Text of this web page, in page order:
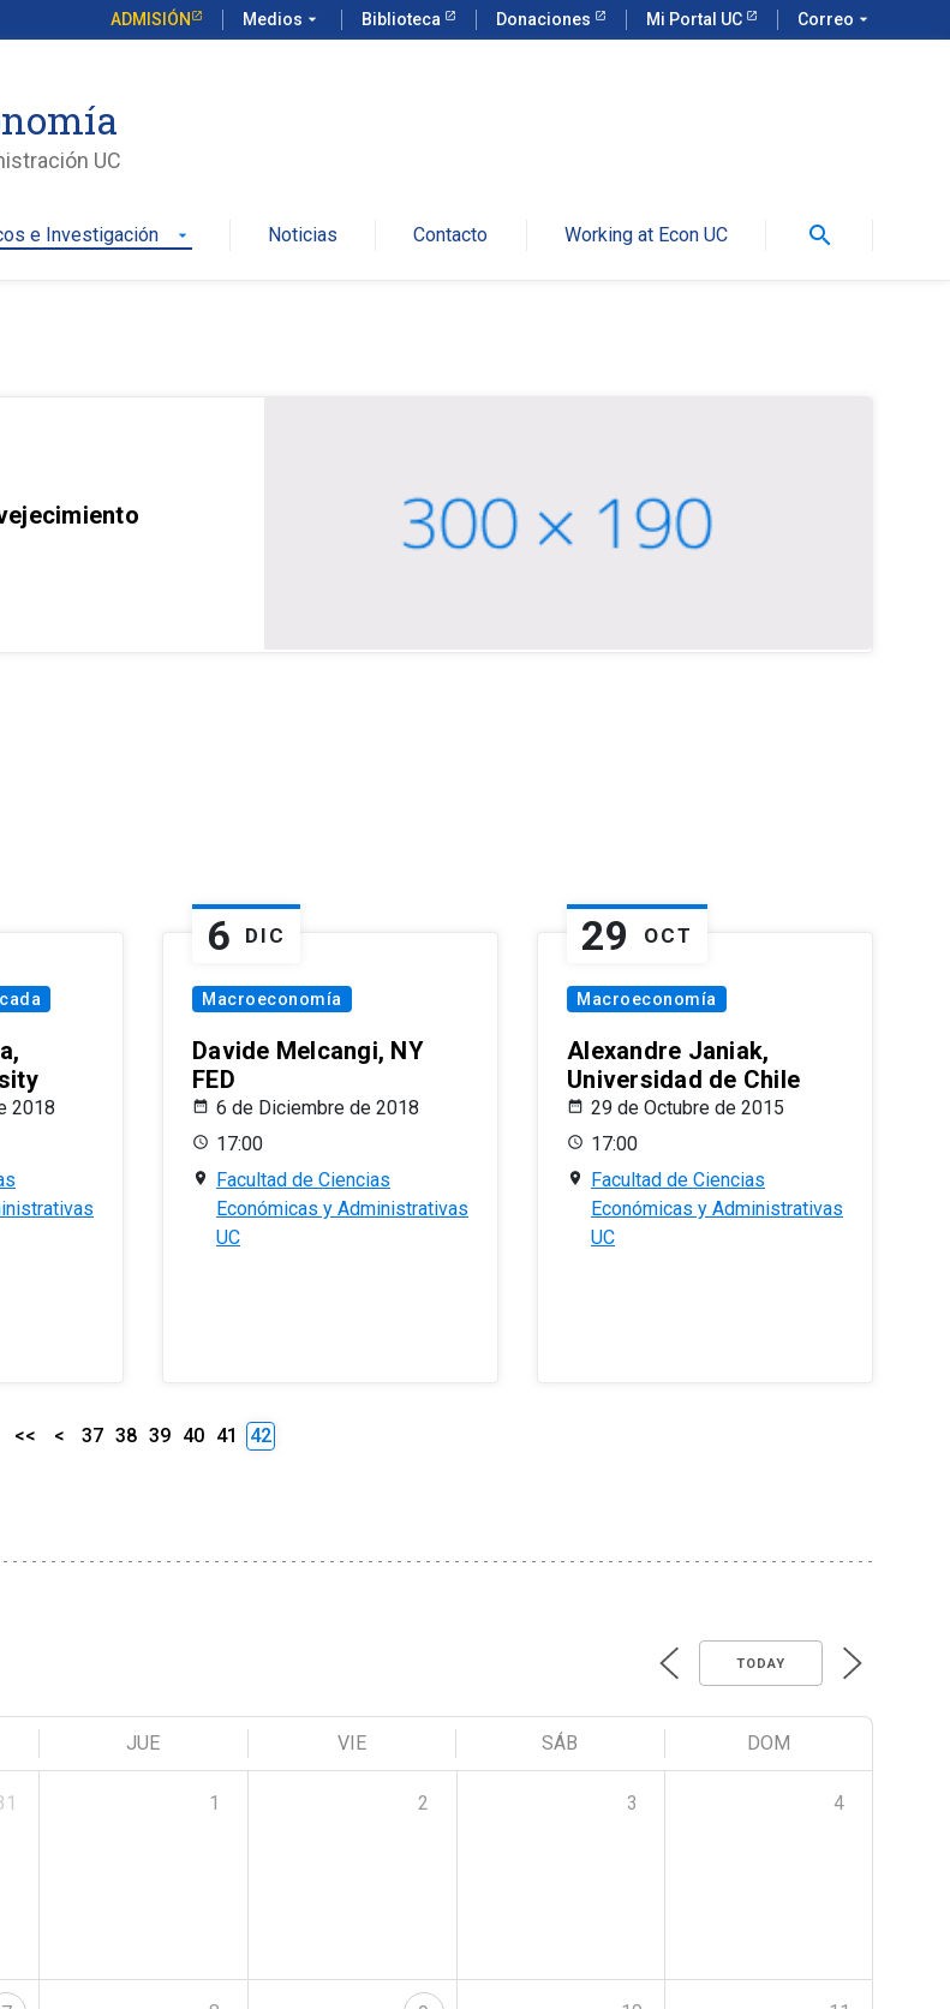
ADMISIÓN Medios arrow_drop_down Biblioteca Donaciones Mi Portal UC Correo arrow_drop_down
UC
e Investigación arrow_drop_down Noticias Contacto Working at Econ UC search
2018
6 DIC
Macroeconomía
Davide Melcangi, NY
FED
6 de Diciembre de 2018
17:00
Facultad de Ciencias
Económicas y Administrativas
UC
29 OCT
Macroeconomía
Alexandre Janiak,
Universidad de Chile
29 de Octubre de 2015
17:00
Facultad de Ciencias
Económicas y Administrativas
UC
<< < 37 38 39 40 41 42
TODAY
JUE VIE SÁB DOM
1 2 3 4